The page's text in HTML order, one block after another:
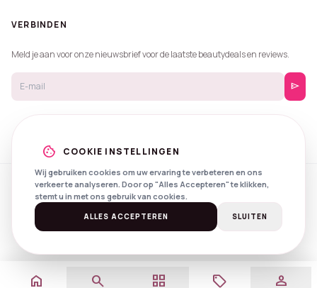
home search grid_view local_offer person
VERBINDEN
Meld je aan voor onze nieuwsbrief voor de laatste beautydeals en reviews.
send
© 2026 Beautyprijzen.
Created with
byNXS Digital
SpotlightsPrivacyVoorwaarden
cookie COOKIE INSTELLINGEN
Wij gebruiken cookies om uw ervaring te verbeteren en ons
verkeer te analyseren. Door op "Alles Accepteren" te klikken,
stemt u in met ons gebruik van cookies.
ALLES ACCEPTEREN SLUITEN